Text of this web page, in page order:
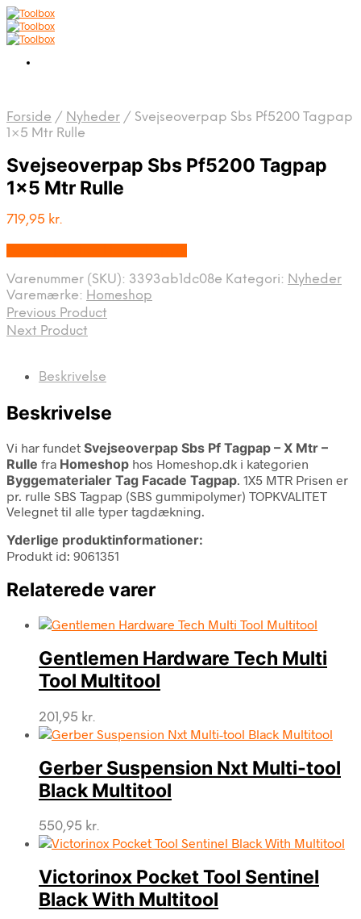
Forside / Nyheder / Svejseoverpap Sbs Pf5200 Tagpap
1×5 Mtr Rulle
Svejseoverpap Sbs Pf5200 Tagpap
1×5 Mtr Rulle
719,95 kr.
Varenummer (SKU): 3393ab1dc08e Kategori: Nyheder
Varemærke: Homeshop
Previous Product
Next Product
Beskrivelse
Beskrivelse
Vi har fundet Svejseoverpap Sbs Pf Tagpap – X Mtr –
Rulle fra Homeshop hos Homeshop.dk i kategorien
Byggematerialer Tag Facade Tagpap. 1X5 MTR Prisen er
pr. rulle SBS Tagpap (SBS gummipolymer) TOPKVALITET
Velegnet til alle typer tagdækning.
Yderlige produktinformationer:
Produkt id: 9061351
Relaterede varer
Gentlemen Hardware Tech Multi
Tool Multitool
201,95 kr.
Gerber Suspension Nxt Multi-tool
Black Multitool
550,95 kr.
Victorinox Pocket Tool Sentinel
Black With Multitool